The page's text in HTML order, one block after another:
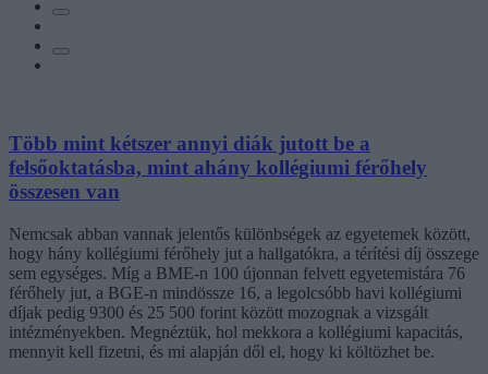
Több mint kétszer annyi diák jutott be a
felsőoktatásba, mint ahány kollégiumi férőhely
összesen van
Nemcsak abban vannak jelentős különbségek az egyetemek között,
hogy hány kollégiumi férőhely jut a hallgatókra, a térítési díj összege
sem egységes. Míg a BME-n 100 újonnan felvett egyetemistára 76
férőhely jut, a BGE-n mindössze 16, a legolcsóbb havi kollégiumi
díjak pedig 9300 és 25 500 forint között mozognak a vizsgált
intézményekben. Megnéztük, hol mekkora a kollégiumi kapacitás,
mennyit kell fizetni, és mi alapján dől el, hogy ki költözhet be.